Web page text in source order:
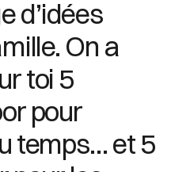
d’idées
On a
toi 5
pour
temps… et 5